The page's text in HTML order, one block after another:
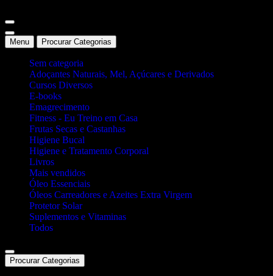
Menu Procurar Categorias
Sem categoria
Adoçantes Naturais, Mel, Açúcares e Derivados
Cursos Diversos
E-books
Emagrecimento
Fitness - Eu Treino em Casa
Frutas Secas e Castanhas
Higiene Bucal
Higiene e Tratamento Corporal
Livros
Mais vendidos
Óleo Essenciais
Óleos Carreadores e Azeites Extra Virgem
Protetor Solar
Suplementos e Vitaminas
Todos
Procurar Categorias